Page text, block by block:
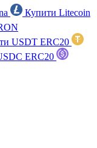
Купити Litecoin
USDT ERC20
ERC20